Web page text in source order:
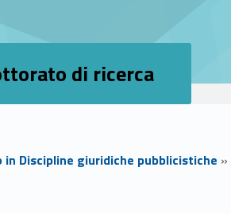
di ricerca
Discipline giuridiche pubblicistiche »